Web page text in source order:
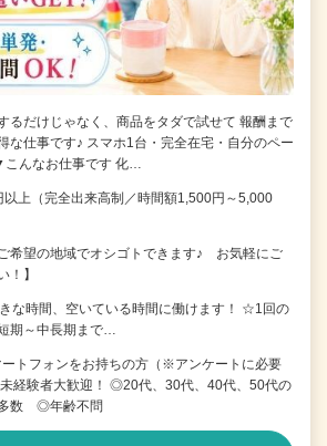
るだけじゃなく、商品をタダで試せて 報酬まで
な仕事です♪ スマホ1台・完全在宅・自分のペー
んなお仕事です 化…
以上（完全出来高制／時間額1,500円～5,000
希望の地域でオシゴトできます♪ お気軽にご
！】
な時間、空いている時間に働けます！ ☆1回の
期～中長期まで…
トフォンをお持ちの方（※アンケートに必要
経験者大歓迎！ ◎20代、30代、40代、50代の
数 ◎年齢不問